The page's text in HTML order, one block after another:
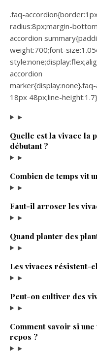
.faq-
radius:8px;margin-
accordion
weight:700;font-
accordion
18px 48px;line-height:1.7}
▸
Quelle est la vivace la
débutant ?
▸
Combien de temps vit
▸
Faut-il arroser les
▸
Quand planter des
▸
Les vivaces résistent-
▸
Peut-on cultiver des
▸
Comment savoir si
repos ?
▸